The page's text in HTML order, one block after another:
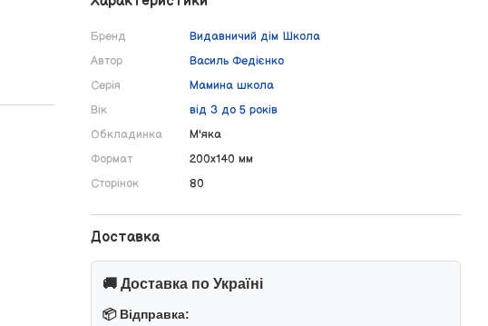
Бренд
Видавничий дім Школа
Автор
Василь Федієнко
Серія
Мамина школа
Вік
від 3 до 5 років
Обкладинка
М'яка
Формат
200х140 мм
Сторінок
80
Доставка
🚚 Доставка по Україні
📦 Відправка: